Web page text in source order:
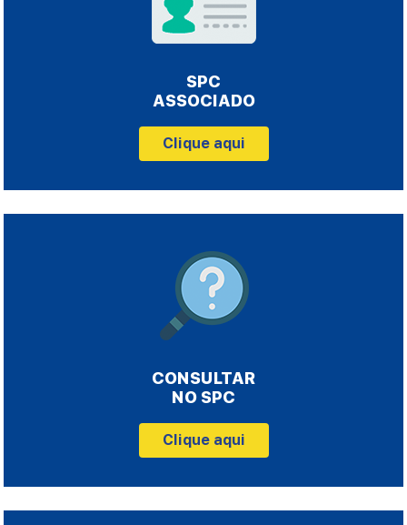
SPC
ASSOCIADO
Clique aqui
CONSULTAR
NO SPC
Clique aqui